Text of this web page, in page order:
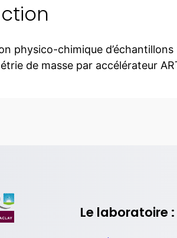
physico-chimique
de masse par accélérateur
Le laboratoire :